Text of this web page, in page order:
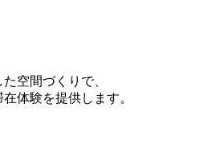
空間づくりで、
体験を提供します。